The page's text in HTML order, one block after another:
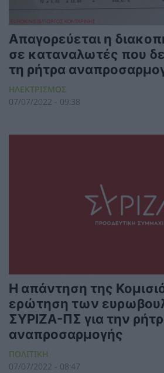
Απαγορεύεται η
σε καταναλωτές που
τη ρήτρα
ΗΛΕΚΤΡΙΣΜΟΣ
07/07/2022 - 09:38
Η απάντηση της
ερώτηση των
ΣΥΡΙΖΑ-ΠΣ για την
αναπροσαρμογής
ΠΟΛΙΤΙΚΗ
07/07/2022 - 08:47